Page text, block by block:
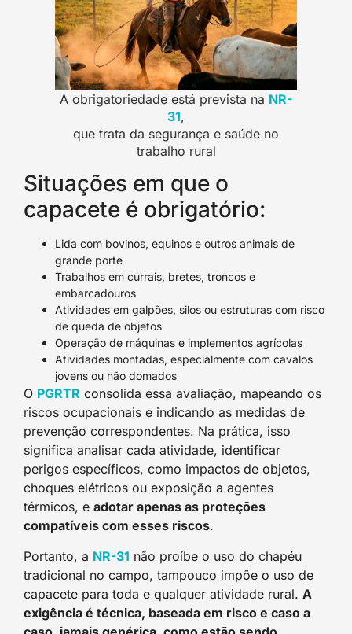
A obrigatoriedade está prevista na NR-
31,
que trata da segurança e saúde no
trabalho rural
Situações em que o
capacete é obrigatório:
Lida com bovinos, equinos e outros animais de
grande porte
Trabalhos em currais, bretes, troncos e
embarcadouros
Atividades em galpões, silos ou estruturas com risco
de queda de objetos
Operação de máquinas e implementos agrícolas
Atividades montadas, especialmente com cavalos
jovens ou não domados
O PGRTR consolida essa avaliação, mapeando os
riscos ocupacionais e indicando as medidas de
prevenção correspondentes. Na prática, isso
significa analisar cada atividade, identificar
perigos específicos, como impactos de objetos,
choques elétricos ou exposição a agentes
térmicos, e adotar apenas as proteções
compatíveis com esses riscos.
Portanto, a NR-31 não proíbe o uso do chapéu
tradicional no campo, tampouco impõe o uso de
capacete para toda e qualquer atividade rural. A
exigência é técnica, baseada em risco e caso a